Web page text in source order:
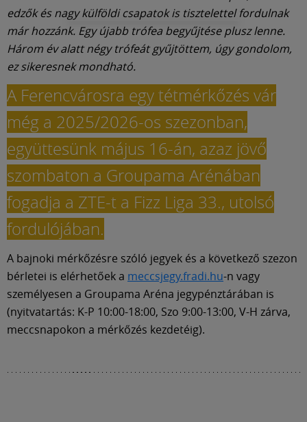
edzők és nagy külföldi csapatok is tisztelettel fordulnak
már hozzánk. Egy újabb trófea begyűjtése plusz lenne.
Három év alatt négy trófeát gyűjtöttem, úgy gondolom,
ez sikeresnek mondható.
A Ferencvárosra egy tétmérkőzés vár
még a 2025/2026-os szezonban,
együttesünk május 16-án, azaz jövő
szombaton a Groupama Arénában
fogadja a ZTE-t a Fizz Liga 33., utolsó
fordulójában.
A bajnoki mérkőzésre szóló jegyek és a következő szezon
bérletei is elérhetőek a meccsjegy.fradi.hu-n vagy
személyesen a Groupama Aréna jegypénztárában is
(nyitvatartás: K-P 10:00-18:00, Szo 9:00-13:00, V-H zárva,
meccsnapokon a mérkőzés kezdetéig).